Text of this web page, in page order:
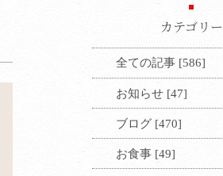
カテゴリー
全ての記事 [586]
お知らせ [47]
ブログ [470]
お食事 [49]